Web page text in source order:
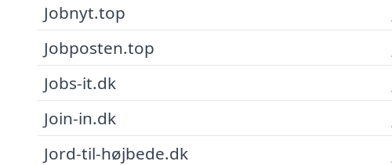
Jobnyt.top
Jobposten.top
Jobs-it.dk
Join-in.dk
Jord-til-højbede.dk